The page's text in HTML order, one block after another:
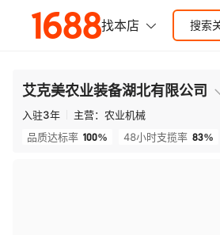
艾克美农业装备湖北有限公司
入驻3年 主营： 农业机械
品质达标率 100% 48小时支揽率 83%